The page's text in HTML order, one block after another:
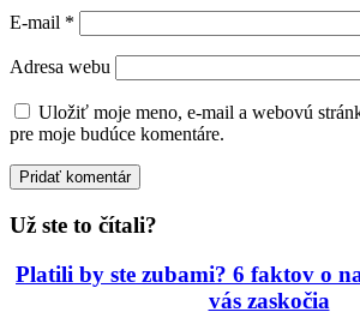
E-mail *
Adresa webu
Uložiť moje meno, e-mail a webovú
pre moje budúce komentáre.
Už ste to čítali?
Platili by ste zubami? 6 faktov o
vás zaskočia